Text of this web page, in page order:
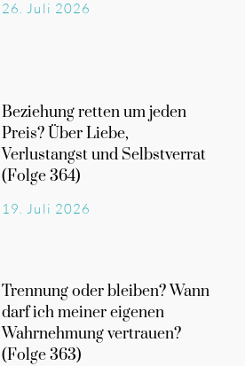
26. Juli 2026
Beziehung retten um jeden
Preis? Über Liebe,
Verlustangst und Selbstverrat
(Folge 364)
19. Juli 2026
Trennung oder bleiben? Wann
darf ich meiner eigenen
Wahrnehmung vertrauen?
(Folge 363)